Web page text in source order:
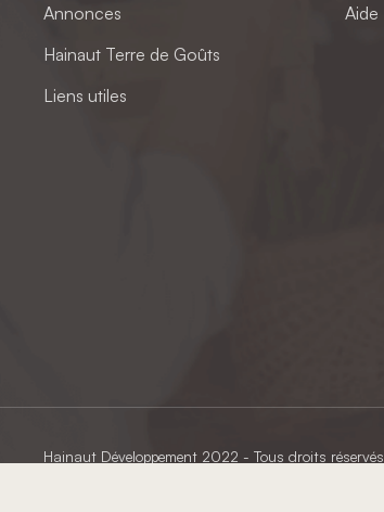
Annonces
Hainaut Terre de Goûts
Liens utiles
Aide
Hainaut Développement 2022 - Tous droits réservés